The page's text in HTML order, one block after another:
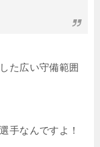
た広い守備範囲
手なんですよ！